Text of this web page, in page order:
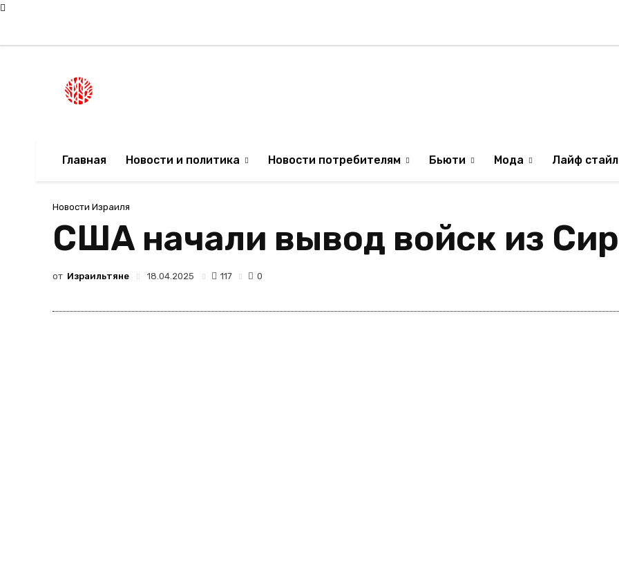
Главная Новости и политика Новости потребителям Бьюти Мода Лайф стайл
Новости Израиля
США начали вывод войск из
от Израильтяне 18.04.2025 117 0